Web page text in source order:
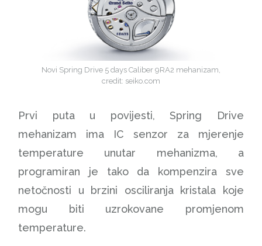
Novi Spring Drive 5 days Caliber 9RA2 mehanizam,
credit: seiko.com
Prvi puta u povijesti, Spring Drive
mehanizam ima IC senzor za mjerenje
temperature unutar mehanizma, a
programiran je tako da kompenzira sve
netočnosti u brzini osciliranja kristala koje
mogu biti uzrokovane promjenom
temperature.